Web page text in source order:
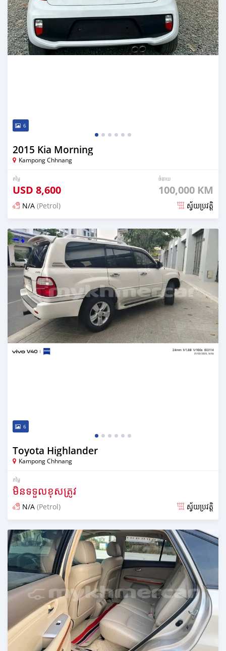
6
2015 Kia Morning
Kampong Chhnang
តម្លៃ
USD 8,600
ចំងាយ
100,000 KM
N/A (Petrol) ស្វ័យប្រវត្តិ
ប្រកាស 7 months មុន
6
Toyota Highlander
Kampong Chhnang
តម្លៃ
មិនទទួលខុសត្រូវ
N/A (Petrol) ស្វ័យប្រវត្តិ
ប្រកាស over 1 year មុន